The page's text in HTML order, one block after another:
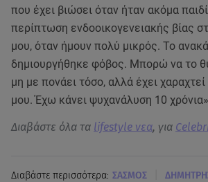
που έχει βιώσει όταν ήταν ακόμα
περίπτωση ενδοοικογενειακής βίας
μου, όταν ήμουν πολύ μικρός. Το
δημιουργήθηκε φόβος. Μπορώ να το
μη με πονάει τόσο, αλλά έχει
μου. Έχω κάνει ψυχανάλυση 10
Διαβάστε όλα τα lifestyle νεα, για
Διαβάστε περισσότερα: ΣΑΣΜΟΣ